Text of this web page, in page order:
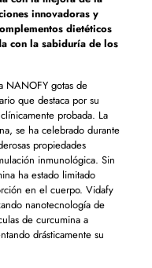
innovadoras y
dietéticos
con la sabiduría de los
NANOFY gotas de
que destaca por su
probada. La
se ha celebrado durante
propiedades
inmunológica. Sin
ha estado limitado
en el cuerpo. Vidafy
nanotecnología de
de curcumina a
drásticamente su